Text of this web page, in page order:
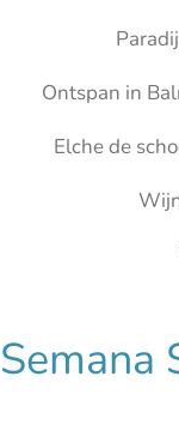
Ontspan in
Elche de
Semana